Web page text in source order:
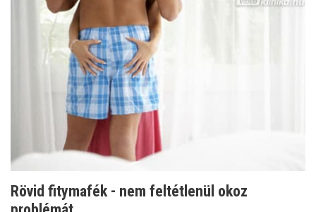
Rövid fitymafék - nem feltétlenül okoz